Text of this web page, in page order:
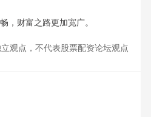
，财富之路更加宽广。
观点，不代表股票配资论坛观点